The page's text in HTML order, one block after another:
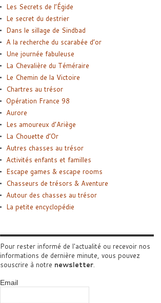
Les Secrets de l’Égide
Le secret du destrier
Dans le sillage de Sindbad
A la recherche du scarabée d’or
Une journée fabuleuse
La Chevalière du Téméraire
Le Chemin de la Victoire
Chartres au trésor
Opération France 98
Aurore
Les amoureux d’Ariège
La Chouette d’Or
Autres chasses au trésor
Activités enfants et familles
Escape games & escape rooms
Chasseurs de trésors & Aventure
Autour des chasses au trésor
La petite encyclopédie
Pour rester informé de l'actualité ou recevoir nos
informations de dernière minute, vous pouvez
souscrire à notre newsletter.
Email